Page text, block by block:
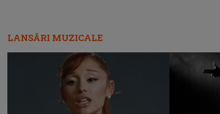
LANSĂRI MUZICALE